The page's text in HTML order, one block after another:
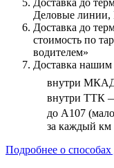
Доставка до
Деловые
Доставка до
стоимость по
водителем»
Доставка нашим
внутри
внутри ТТК
до А107
за каждый
Подробнее о способах